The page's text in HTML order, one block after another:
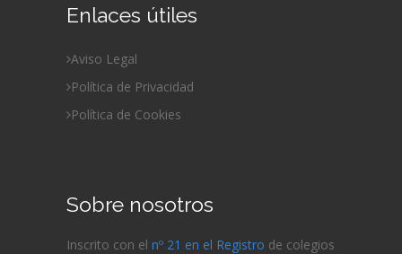
Enlaces útiles
Aviso Legal
Política de Privacidad
Política de Cookies
Sobre nosotros
Inscrito con el nº 21 en el Registro de colegios